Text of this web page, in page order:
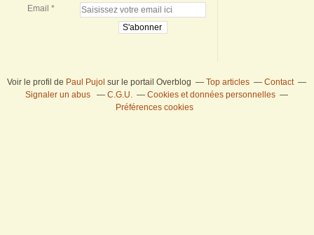
Email
Voir le profil de Paul Pujol sur le portail Overblog Top articles
Contact
Signaler un abus
C.G.U.
Cookies et données personnelles
Préférences cookies